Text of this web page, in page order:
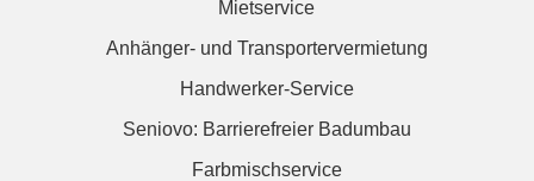
Mietservice
Anhänger- und Transportervermietung
Handwerker-Service
Seniovo: Barrierefreier Badumbau
Farbmischservice